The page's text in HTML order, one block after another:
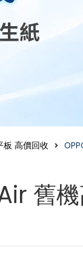
板 高價回收
舊